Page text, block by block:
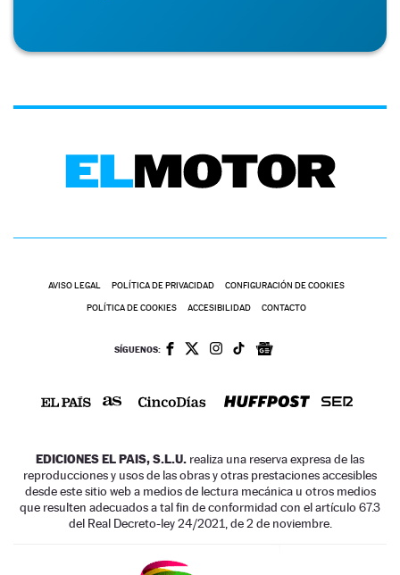
AVISO LEGAL POLÍTICA DE PRIVACIDAD CONFIGURACIÓN DE COOKIES
POLÍTICA DE COOKIES ACCESIBILIDAD CONTACTO
SÍGUENOS:
EDICIONES EL PAIS, S.L.U. realiza una reserva expresa de las
reproducciones y usos de las obras y otras prestaciones accesibles
desde este sitio web a medios de lectura mecánica u otros medios
que resulten adecuados a tal fin de conformidad con el artículo 67.3
del Real Decreto-ley 24/2021, de 2 de noviembre.